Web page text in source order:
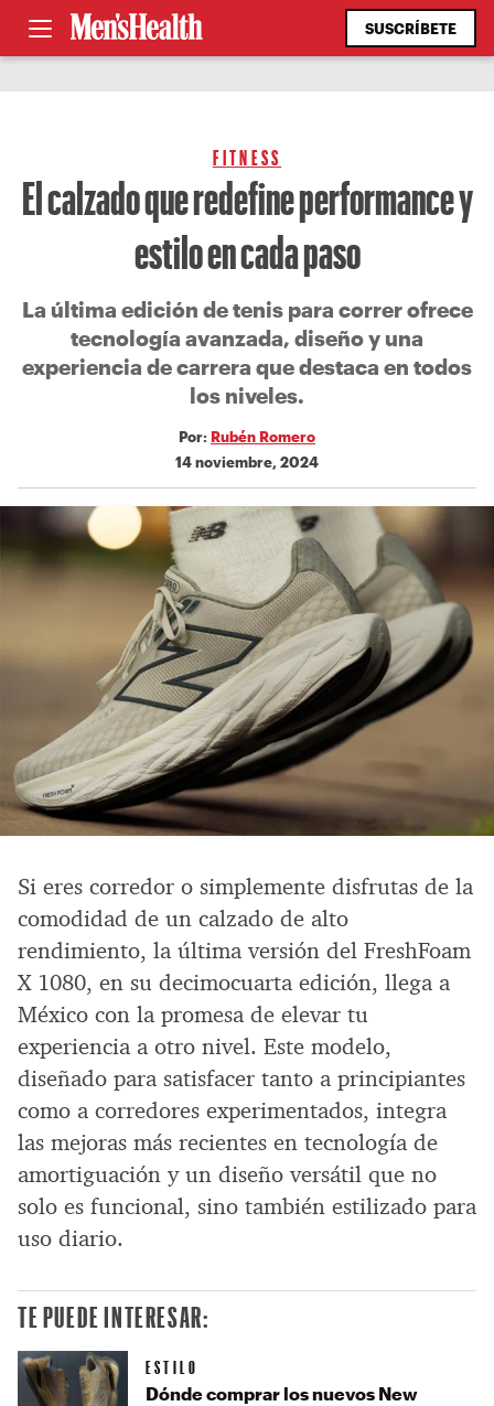
SUSCRÍBETE
FITNESS
El calzado que redefine performance y
estilo en cada paso
La última edición de tenis para correr ofrece
tecnología avanzada, diseño y una
experiencia de carrera que destaca en todos
los niveles.
Por: Rubén Romero
14 noviembre, 2024
Si eres corredor o simplemente disfrutas de la
comodidad de un calzado de alto
rendimiento, la última versión del FreshFoam
X 1080, en su decimocuarta edición, llega a
México con la promesa de elevar tu
experiencia a otro nivel. Este modelo,
diseñado para satisfacer tanto a principiantes
como a corredores experimentados, integra
las mejoras más recientes en tecnología de
amortiguación y un diseño versátil que no
solo es funcional, sino también estilizado para
uso diario.
TE PUEDE INTERESAR:
ESTILO
Dónde comprar los nuevos New